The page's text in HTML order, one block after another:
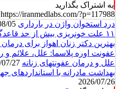
به اشتراک بگذارید
https://iranmedlabs.com/?p=117988
درد استخوان واژن در بارداری
۱۱ علت خونریزی بیش از حد قاعدگی
بهترین دکتر زنان اهواز برای
عفونت اوره پلاسما: علل، علائم و
علل و درمان عفونتهای زنانه
بهداشت مادرانه با
2026/07/26